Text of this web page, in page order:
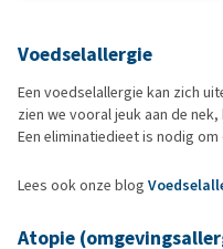
Voedselallergie
Een voedselallergie kan zich
zien we vooral jeuk aan de
Een eliminatiedieet is nodig
Lees ook onze blog
Atopie